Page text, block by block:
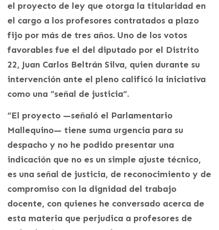
el proyecto de ley que otorga la titularidad en
el cargo a los profesores contratados a plazo
fijo por más de tres años. Uno de los votos
favorables fue el del diputado por el Distrito
22, Juan Carlos Beltrán Silva, quien durante su
intervención ante el pleno calificó la iniciativa
como una “señal de justicia”.
“El proyecto —señaló el Parlamentario
Mallequino— tiene suma urgencia para su
despacho y no he podido presentar una
indicación que no es un simple ajuste técnico,
es una señal de justicia, de reconocimiento y de
compromiso con la dignidad del trabajo
docente, con quienes he conversado acerca de
esta materia que perjudica a profesores de